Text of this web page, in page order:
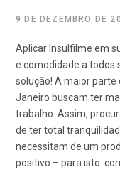
9 DE DEZEMBRO DE
Aplicar Insulfilme em
e comodidade a todos
solução! A maior parte
Janeiro buscam ter
trabalho. Assim,
de ter total
necessitam de um
positivo – para isto: